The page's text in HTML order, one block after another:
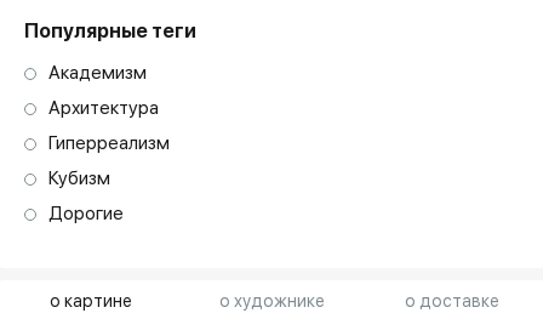
о картине о художнике о доставке
Популярные теги
Академизм
Архитектура
Гиперреализм
Кубизм
Дорогие